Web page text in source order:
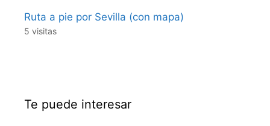
Ruta a pie por Sevilla (con mapa)
5 visitas
Te puede interesar